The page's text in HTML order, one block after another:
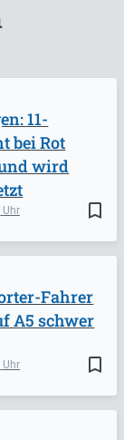
bookmark_border
11-
bei Rot
wird
bookmark_border
Fahrer
A5 schwer